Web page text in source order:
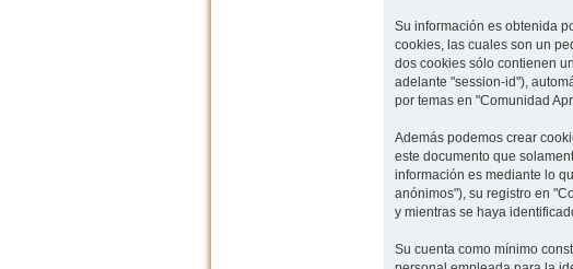
Su información es obtenida
cookies, las cuales son un
dos cookies sólo contienen
adelante "session-id"),
por temas en "Comunidad
Además podemos crear
este documento que
información es mediante lo
anónimos"), su registro en
y mientras se haya
Su cuenta como mínimo